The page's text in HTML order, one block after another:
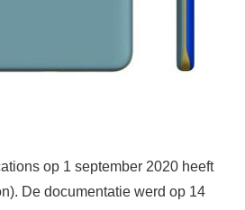
op 1 september 2020 heeft
De documentatie werd op 14